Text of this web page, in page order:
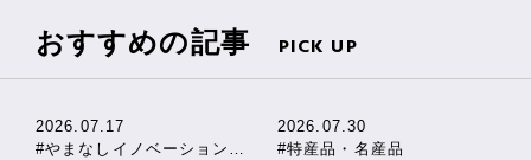
おすすめの記事 PICK UP
2026.07.17
#やまなしイノベーションストーリー
2026.07.30
#特産品・名産品